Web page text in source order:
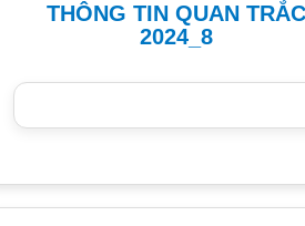
THÔNG TIN QUAN TRẮC
2024_8